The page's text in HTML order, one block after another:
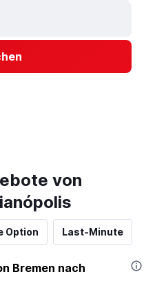
von
Option Last-Minute
Bremen nach